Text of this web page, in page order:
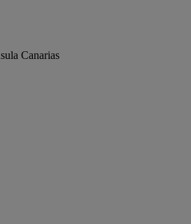
Canarias